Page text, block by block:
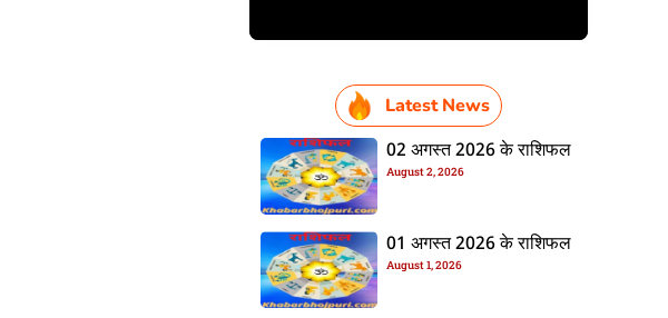
Latest News
02 अगस्त 2026 के राशिफल
August 2, 2026
01 अगस्त 2026 के राशिफल
August 1, 2026